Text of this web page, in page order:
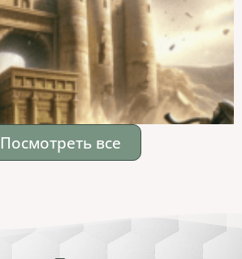
Посмотреть все